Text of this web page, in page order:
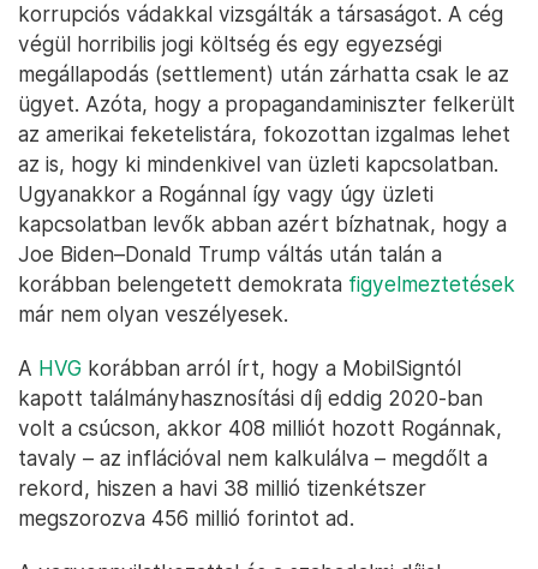
korrupciós vádakkal vizsgálták a társaságot. A cég
végül horribilis jogi költség és egy egyezségi
megállapodás (settlement) után zárhatta csak le az
ügyet. Azóta, hogy a propagandaminiszter felkerült
az amerikai feketelistára, fokozottan izgalmas lehet
az is, hogy ki mindenkivel van üzleti kapcsolatban.
Ugyanakkor a Rogánnal így vagy úgy üzleti
kapcsolatban levők abban azért bízhatnak, hogy a
Joe Biden–Donald Trump váltás után talán a
korábban belengetett demokrata figyelmeztetések
már nem olyan veszélyesek.
A HVG korábban arról írt, hogy a MobilSigntól
kapott találmányhasznosítási díj eddig 2020-ban
volt a csúcson, akkor 408 milliót hozott Rogánnak,
tavaly – az inflációval nem kalkulálva – megdőlt a
rekord, hiszen a havi 38 millió tizenkétszer
megszorozva 456 millió forintot ad.